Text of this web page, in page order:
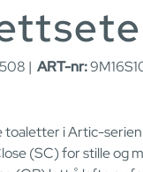
| ART-nr:
toaletter i Artic-
(SC) for stille og